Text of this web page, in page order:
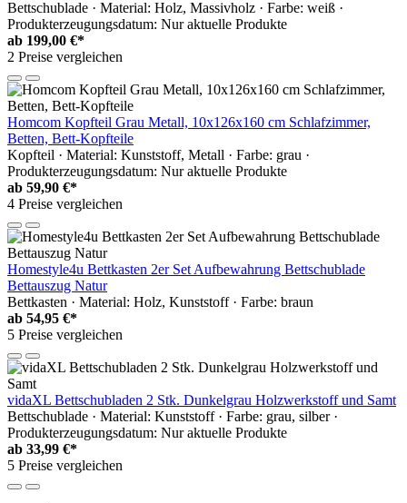
Bettschublade · Material: Holz, Massivholz · Farbe: weiß ·
Produkterzeugungsdatum: Nur aktuelle Produkte
ab 199,00 €*
2 Preise vergleichen
Homcom Kopfteil Grau Metall, 10x126x160 cm Schlafzimmer,
Betten, Bett-Kopfteile
Kopfteil · Material: Kunststoff, Metall · Farbe: grau ·
Produkterzeugungsdatum: Nur aktuelle Produkte
ab 59,90 €*
4 Preise vergleichen
Homestyle4u Bettkasten 2er Set Aufbewahrung Bettschublade
Bettauszug Natur
Bettkasten · Material: Holz, Kunststoff · Farbe: braun
ab 54,95 €*
5 Preise vergleichen
vidaXL Bettschubladen 2 Stk. Dunkelgrau Holzwerkstoff und Samt
Bettschublade · Material: Kunststoff · Farbe: grau, silber ·
Produkterzeugungsdatum: Nur aktuelle Produkte
ab 33,99 €*
5 Preise vergleichen